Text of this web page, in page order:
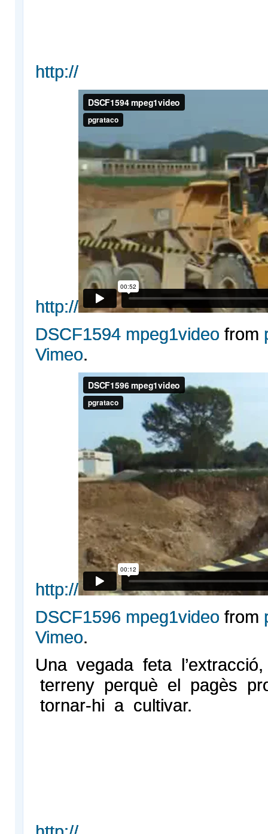
http://
http://
DSCF1594 mpeg1video from
Vimeo.
http://
DSCF1596 mpeg1video from
Vimeo.
Una vegada feta
terreny perquè el pagès
tornar-hi a cultivar.